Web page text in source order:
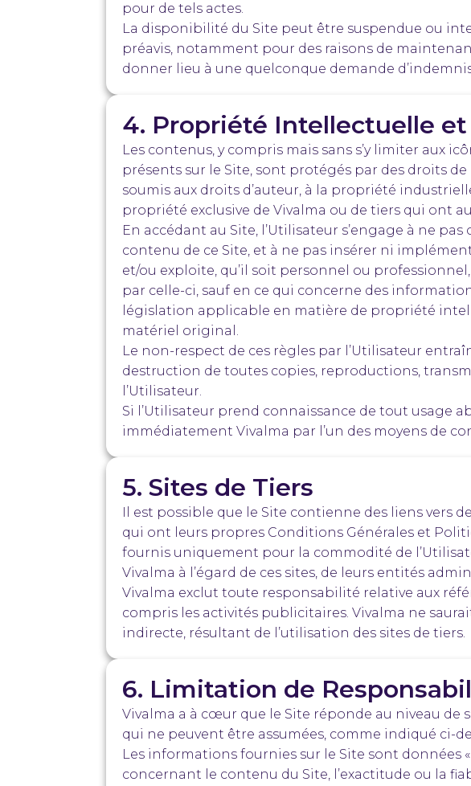
pour de tels actes.
La disponibilité du Site peut être suspendue ou
préavis, notamment pour des raisons de
donner lieu à une quelconque demande
4. Propriété Intellectuelle et
Les contenus, y compris mais sans s’y limiter aux
présents sur le Site, sont protégés par des droits
soumis aux droits d’auteur, à la propriété
propriété exclusive de Vivalma ou de tiers qui ont
En accédant au Site, l’Utilisateur s’engage à ne
contenu de ce Site, et à ne pas insérer ni
et/ou exploite, qu’il soit personnel ou
par celle-ci, sauf en ce qui concerne des
législation applicable en matière de propriété
matériel original.
Le non-respect de ces règles par l’Utilisateur
destruction de toutes copies, reproductions,
l’Utilisateur.
Si l’Utilisateur prend connaissance de tout usage
immédiatement Vivalma par l’un des moyens de
5. Sites de Tiers
Il est possible que le Site contienne des liens vers
qui ont leurs propres Conditions Générales et
fournis uniquement pour la commodité de
Vivalma à l’égard de ces sites, de leurs entités
Vivalma exclut toute responsabilité relative aux
compris les activités publicitaires. Vivalma ne
indirecte, résultant de l’utilisation des sites de tiers.
6. Limitation de
Vivalma a à cœur que le Site réponde au niveau
qui ne peuvent être assumées, comme indiqué ci-
Les informations fournies sur le Site sont données
concernant le contenu du Site, l’exactitude ou la